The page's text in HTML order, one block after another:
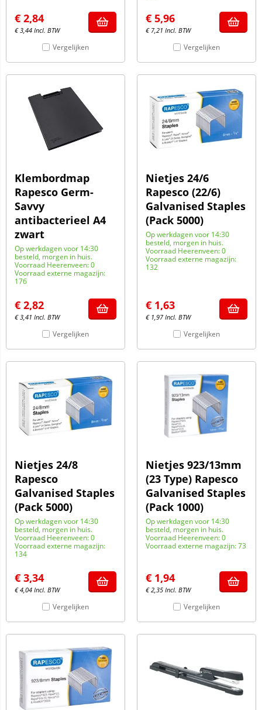
€ 2,84
€3,44 Incl. BTW
Vergelijken
€ 5,96
€ 7,21 Incl. BTW
Vergelijken
Klembordmap
Rapesco Germ-
Savvy
antibacterieel A4
zwart
Op werkdagen voor 14:30
besteld, morgen in huis.
Voorraad Heerenveen: 0
Voorraad externe magazijn:
176
€ 2,82
€3,41 Incl. BTW
Vergelijken
Nietjes 24/6
Rapesco (22/6)
Galvanised Staples
(Pack 5000)
Op werkdagen voor 14:30
besteld, morgen in huis.
Voorraad Heerenveen: 0
Voorraad externe magazijn:
132
€ 1,63
€ 1,97 Incl. BTW
Vergelijken
Nietjes 24/8
Rapesco
Galvanised Staples
(Pack 5000)
Op werkdagen voor 14:30
besteld, morgen in huis.
Voorraad Heerenveen: 0
Voorraad externe magazijn:
134
€ 3,34
€4,04 Incl. BTW
Vergelijken
Nietjes 923/13mm
(23 Type) Rapesco
Galvanised Staples
(Pack 1000)
Op werkdagen voor 14:30
besteld, morgen in huis.
Voorraad Heerenveen: 0
Voorraad externe magazijn: 73
€ 1,94
€2,35 Incl. BTW
Vergelijken